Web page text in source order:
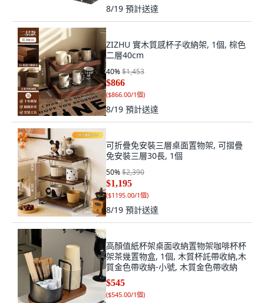
8/19 預計送達
ZIZHU 實木質感杯子收納架, 1個, 棕色
二層40cm
40%$1,453
$866
($866.00/1個)
8/19 預計送達
可折疊免安裝三層桌面置物架, 可摺疊
免安裝三層30長, 1個
50%$2,390
$1,195
($1195.00/1個)
8/19 預計送達
高顏值紙杯架桌面收納置物架咖啡杯杯
架茶幾置物盒, 1個, 木質杯託帶收納,木
質金色帶收納-小號, 木質金色帶收納
$545
($545.00/1個)